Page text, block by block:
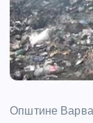
Општине